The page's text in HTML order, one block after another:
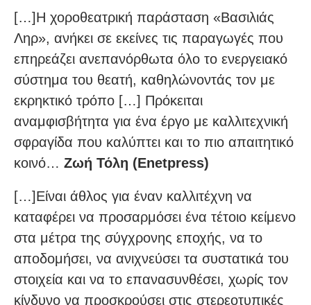
[…]Η χοροθεατρική παράσταση «Βασιλιάς
Ληρ», ανήκει σε εκείνες τις παραγωγές που
επηρεάζει ανεπανόρθωτα όλο το ενεργειακό
σύστημα του θεατή, καθηλώνοντάς τον με
εκρηκτικό τρόπο […] Πρόκειται
αναμφισβήτητα για ένα έργο με καλλιτεχνική
σφραγίδα που καλύπτει και το πιο απαιτητικό
κοινό… Ζωή Τόλη (Enetpress)
[…]Είναι άθλος για έναν καλλιτέχνη να
καταφέρει να προσαρμόσει ένα τέτοιο κείμενο
στα μέτρα της σύγχρονης εποχής, να το
αποδομήσει, να ανιχνεύσει τα συστατικά του
στοιχεία και να το επανασυνθέσει, χωρίς τον
κίνδυνο να προσκρούσει στις στερεοτυπικές